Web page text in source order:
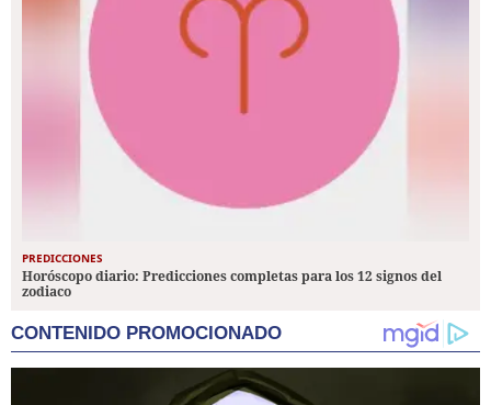
PREDICCIONES
Horóscopo diario: Predicciones completas para los 12 signos del
zodiaco
CONTENIDO PROMOCIONADO